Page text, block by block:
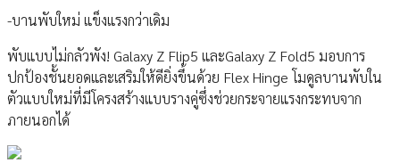
-บานพับใหม่ แข็งแรงกว่าเดิม
พับแบบไม่กลัวพัง! Galaxy Z Flip5 และGalaxy Z Fold5 มอบการ
ปกป้องชั้นยอดและเสริมให้ดียิ่งขึ้นด้วย Flex Hinge โมดูลบานพับใน
ตัวแบบใหม่ที่มีโครงสร้างแบบรางคู่ซึ่งช่วยกระจายแรงกระทบจาก
ภายนอกได้